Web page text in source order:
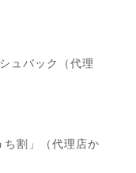
ュバック（代理
割」（代理店か